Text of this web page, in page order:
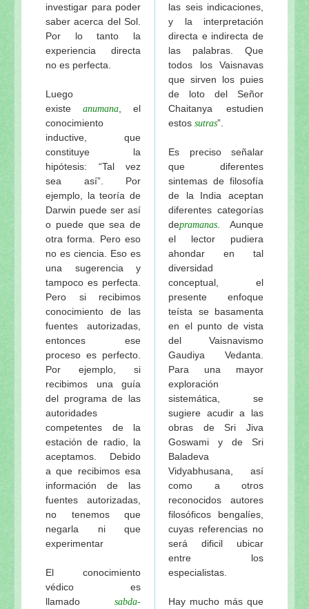
investigar para poder
saber acerca del Sol.
Por lo tanto la
experiencia directa
no es perfecta.
Luego
existe anumana , el
conocimiento
inductive, que
constituye la
hipótesis: “Tal vez
sea así”. Por
ejemplo, la teoría de
Darwin puede ser así
o puede que sea de
otra forma. Pero eso
no es ciencia. Eso es
una sugerencia y
tampoco es perfecta.
Pero si recibimos
conocimiento de las
fuentes autorizadas,
entonces ese
proceso es perfecto.
Por ejemplo, si
recibimos una guía
del programa de las
autoridades
competentes de la
estación de radio, la
aceptamos. Debido
a que recibimos esa
información de las
fuentes autorizadas,
no tenemos que
negarla ni que
experimentar
El conocimiento
védico es
llamado sabda-
las seis indicaciones,
y la interpretación
directa e indirecta de
las palabras. Que
todos los Vaisnavas
que sirven los puies
de loto del Señor
Chaitanya estudien
estos sutras”.
Es preciso señalar
que diferentes
sintemas de filosofía
de la India aceptan
diferentes categorías
depramanas . Aunque
el lector pudiera
ahondar en tal
diversidad
conceptual, el
presente enfoque
teísta se basamenta
en el punto de vista
del Vaisnavismo
Gaudiya Vedanta.
Para una mayor
exploración
sistemática, se
sugiere acudir a las
obras de Sri Jiva
Goswami y de Sri
Baladeva
Vidyabhusana, así
como a otros
reconocidos autores
filosóficos bengalíes,
cuyas referencias no
será dificil ubicar
entre los
especialistas.
Hay mucho más que